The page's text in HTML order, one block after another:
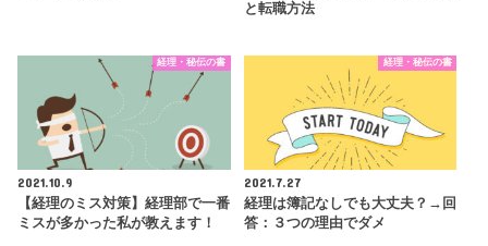
と転職方法
経理・秘伝の書
2021.10.9
【経理のミス対策】経理部で一番
ミスが多かった私が教えます！
経理・秘伝の書
2021.7.27
経理は簿記なしでも大丈夫？→回
答：３つの理由でダメ